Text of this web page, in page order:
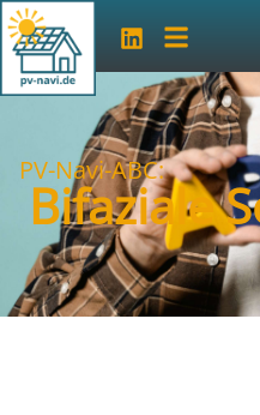
PV-Navi-ABC:
Bifaziale